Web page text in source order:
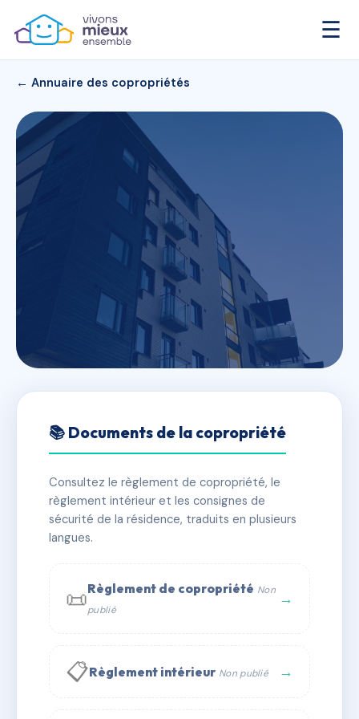
☰
← Annuaire des copropriétés
47 Rue Manin (Bat A) 8 rue
Jean Menans (Bat B)
📍 47 r manin 75019 Paris
✓ Immatriculée 🏠 115 lots 🏗 2 bâtiment(s)
📞 Contacter Syndic Digital 💬 WhatsApp
✉ Email
📚 Documents de la copropriété
Consultez le règlement de copropriété, le
règlement intérieur et les consignes de
sécurité de la résidence, traduits en plusieurs
langues.
📜Règlement de copropriété Non
publié
→
📋Règlement intérieur Non publié →